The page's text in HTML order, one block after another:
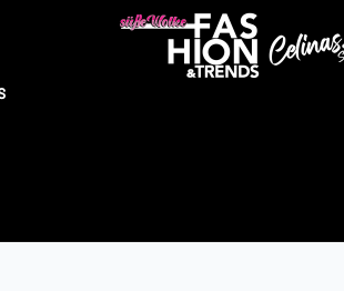
Abholung verfügbar, gewöhnlich fertig in 4 stunden
9